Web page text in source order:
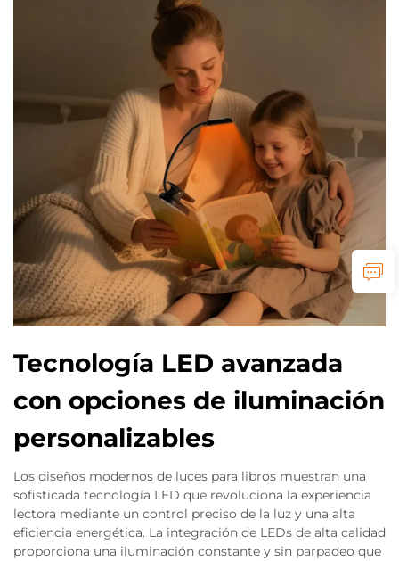
Tecnología LED avanzada
con opciones de iluminación
personalizables
Los diseños modernos de luces para libros muestran una
sofisticada tecnología LED que revoluciona la experiencia
lectora mediante un control preciso de la luz y una alta
eficiencia energética. La integración de LEDs de alta calidad
proporciona una iluminación constante y sin parpadeo que